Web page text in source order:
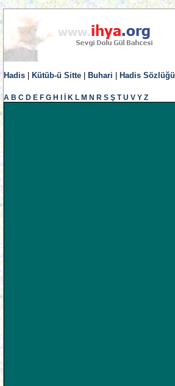
Hadis Kütüb-ü Sitte Buhari Hadis Sözlüğü
A B C D E F G H K L M N R S Ş T U V Y Z